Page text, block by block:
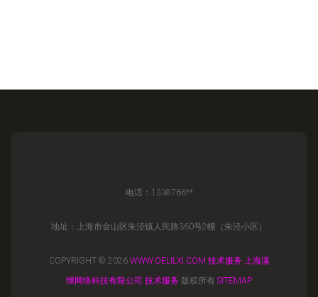
电话：1338766**
地址：上海市金山区朱泾镇人民路360号2幢（朱泾小区）
COPYRIGHT © 2026 WWW.OELILXI.COM 技术服务 上海溪
继网络科技有限公司 技术服务 版权所有 SITEMAP